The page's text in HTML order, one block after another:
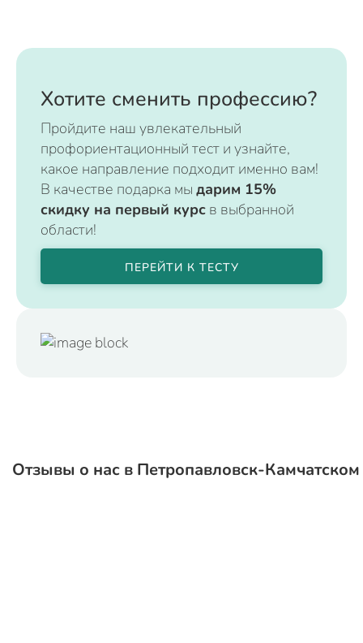
Хотите сменить профессию?
Пройдите наш увлекательный
профориентационный тест и узнайте,
какое направление подходит именно вам!
В качестве подарка мы дарим 15%
скидку на первый курс в выбранной
области!
ПЕРЕЙТИ К ТЕСТУ
Отзывы о нас в Петропавловск-Камчатском